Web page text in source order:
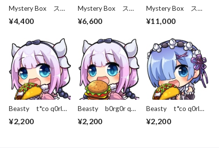
Mystery Box ステ
ッカー3枚パック
¥4,400
Mystery Box ステ
ッカー5枚パック
¥6,600
Mystery Box ステ
ッカー10枚パック
¥11,000
Beasty t*co q0rl
¥2,200
Beasty b0rg0r q0rl
¥2,200
Beasty t*co q0rl
¥2,200